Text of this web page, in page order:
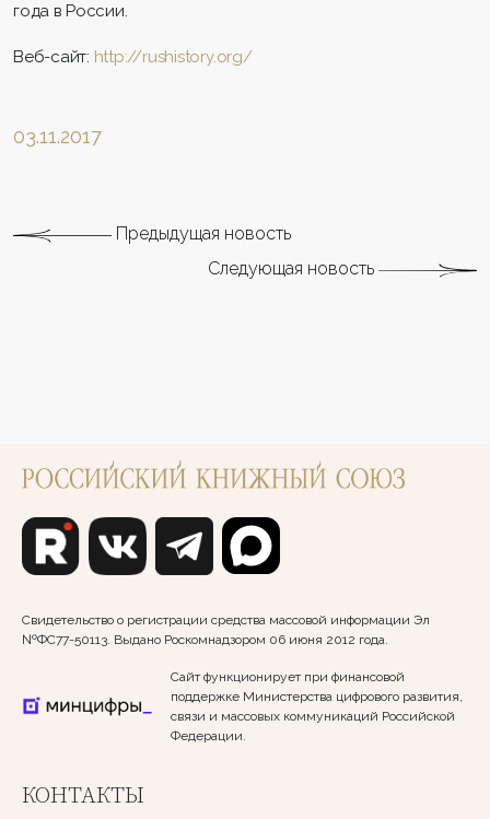
года в России.
Веб-сайт: http://rushistory.org/
03.11.2017
Предыдущая новость
Следующая новость
Свидетельство о регистрации средства массовой информации Эл
№ФС77-50113. Выдано Роскомнадзором 06 июня 2012 года.
Сайт функционирует при финансовой
поддержке Министерства цифрового развития,
связи и массовых коммуникаций Российской
Федерации.
КОНТАКТЫ